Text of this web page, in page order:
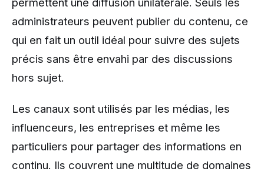
administrateurs peuvent publier du contenu, ce
qui en fait un outil idéal pour suivre des sujets
précis sans être envahi par des discussions
hors sujet.
Les canaux sont utilisés par les médias, les
influenceurs, les entreprises et même les
particuliers pour partager des informations en
continu. Ils couvrent une multitude de domaines